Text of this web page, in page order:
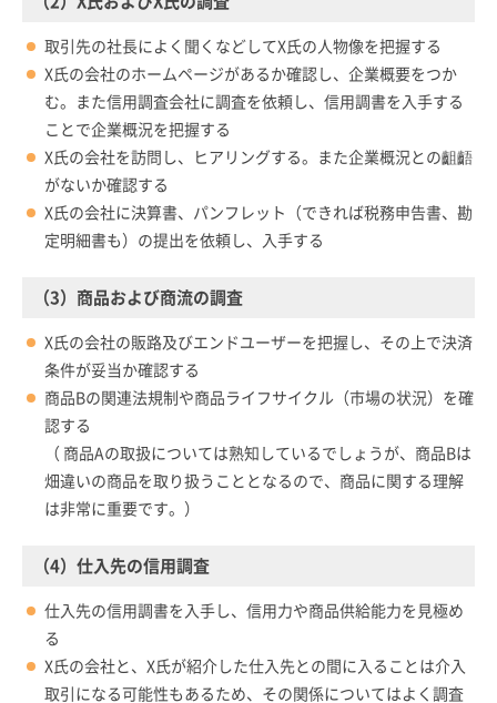
取引先の社長によく聞くなどしてX氏の人物像を把握する
X氏の会社のホームページがあるか確認し、企業概要をつか
む。また信用調査会社に調査を依頼し、信用調書を入手する
ことで企業概況を把握する
X氏の会社を訪問し、ヒアリングする。また企業概況との齟齬
がないか確認する
X氏の会社に決算書、パンフレット（できれば税務申告書、勘
定明細書も）の提出を依頼し、入手する
（3）商品および商流の調査
X氏の会社の販路及びエンドユーザーを把握し、その上で決済
条件が妥当か確認する
商品Bの関連法規制や商品ライフサイクル（市場の状況）を確
認する
（ 商品Aの取扱については熟知しているでしょうが、商品Bは
畑違いの商品を取り扱うこととなるので、商品に関する理解
は非常に重要です。）
（4）仕入先の信用調査
仕入先の信用調書を入手し、信用力や商品供給能力を見極め
る
X氏の会社と、X氏が紹介した仕入先との間に入ることは介入
取引になる可能性もあるため、その関係についてはよく調査